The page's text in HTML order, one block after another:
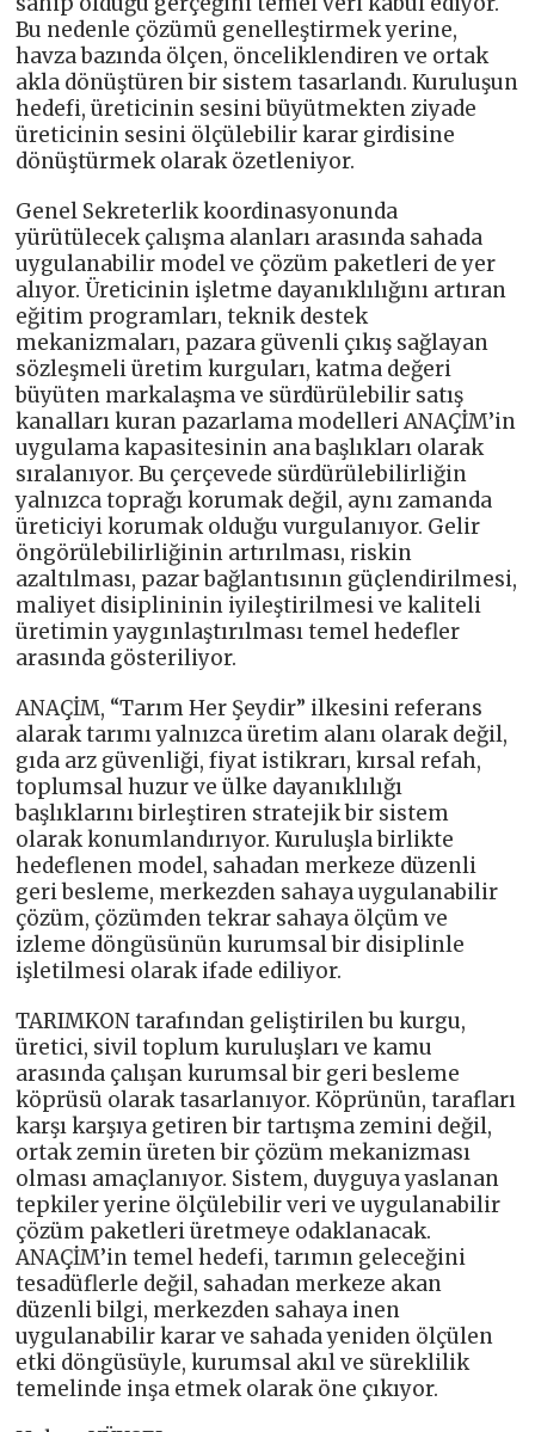
Bu nedenle çözümü genelleştirmek yerine,
havza bazında ölçen, önceliklendiren ve ortak
akla dönüştüren bir sistem tasarlandı. Kuruluşun
hedefi, üreticinin sesini büyütmekten ziyade
üreticinin sesini ölçülebilir karar girdisine
dönüştürmek olarak özetleniyor.
Genel Sekreterlik koordinasyonunda
yürütülecek çalışma alanları arasında sahada
uygulanabilir model ve çözüm paketleri de yer
alıyor. Üreticinin işletme dayanıklılığını artıran
eğitim programları, teknik destek
mekanizmaları, pazara güvenli çıkış sağlayan
sözleşmeli üretim kurguları, katma değeri
büyüten markalaşma ve sürdürülebilir satış
kanalları kuran pazarlama modelleri ANAÇİM’in
uygulama kapasitesinin ana başlıkları olarak
sıralanıyor. Bu çerçevede sürdürülebilirliğin
yalnızca toprağı korumak değil, aynı zamanda
üreticiyi korumak olduğu vurgulanıyor. Gelir
öngörülebilirliğinin artırılması, riskin
azaltılması, pazar bağlantısının güçlendirilmesi,
maliyet disiplininin iyileştirilmesi ve kaliteli
üretimin yaygınlaştırılması temel hedefler
arasında gösteriliyor.
ANAÇİM, “Tarım Her Şeydir” ilkesini referans
alarak tarımı yalnızca üretim alanı olarak değil,
gıda arz güvenliği, fiyat istikrarı, kırsal refah,
toplumsal huzur ve ülke dayanıklılığı
başlıklarını birleştiren stratejik bir sistem
olarak konumlandırıyor. Kuruluşla birlikte
hedeflenen model, sahadan merkeze düzenli
geri besleme, merkezden sahaya uygulanabilir
çözüm, çözümden tekrar sahaya ölçüm ve
izleme döngüsünün kurumsal bir disiplinle
işletilmesi olarak ifade ediliyor.
TARIMKON tarafından geliştirilen bu kurgu,
üretici, sivil toplum kuruluşları ve kamu
arasında çalışan kurumsal bir geri besleme
köprüsü olarak tasarlanıyor. Köprünün, tarafları
karşı karşıya getiren bir tartışma zemini değil,
ortak zemin üreten bir çözüm mekanizması
olması amaçlanıyor. Sistem, duyguya yaslanan
tepkiler yerine ölçülebilir veri ve uygulanabilir
çözüm paketleri üretmeye odaklanacak.
ANAÇİM’in temel hedefi, tarımın geleceğini
tesadüflerle değil, sahadan merkeze akan
düzenli bilgi, merkezden sahaya inen
uygulanabilir karar ve sahada yeniden ölçülen
etki döngüsüyle, kurumsal akıl ve süreklilik
temelinde inşa etmek olarak öne çıkıyor.